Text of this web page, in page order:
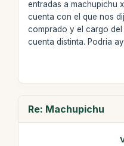
entradas a machupichu
cuenta con el que nos
comprado y el cargo
cuenta distinta. Podria
Re: Machupichu